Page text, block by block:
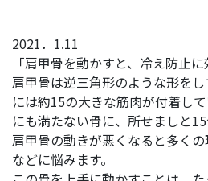
2021．1.11
「肩甲骨を動かすと、冷え防止に
肩甲骨は逆三角形のような形を
には約15の大きな筋肉が付着し
にも満たない骨に、所せましと
肩甲骨の動きが悪くなると多く
などに悩みます。